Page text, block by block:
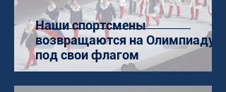
Наши спортсмены
возвращаются на Олимпиаду
под свои флагом